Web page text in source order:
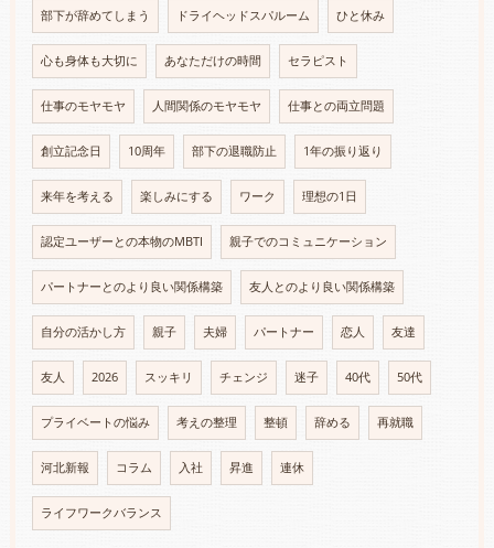
部下が辞めてしまう ドライヘッドスパルーム ひと休み
心も身体も大切に あなただけの時間 セラピスト
仕事のモヤモヤ 人間関係のモヤモヤ 仕事との両立問題
創立記念日 10周年 部下の退職防止 1年の振り返り
来年を考える 楽しみにする ワーク 理想の1日
認定ユーザーとの本物のMBTI 親子でのコミュニケーション
パートナーとのより良い関係構築 友人とのより良い関係構築
自分の活かし方 親子 夫婦 パートナー 恋人 友達
友人 2026 スッキリ チェンジ 迷子 40代 50代
プライベートの悩み 考えの整理 整頓 辞める 再就職
河北新報 コラム 入社 昇進 連休
ライフワークバランス